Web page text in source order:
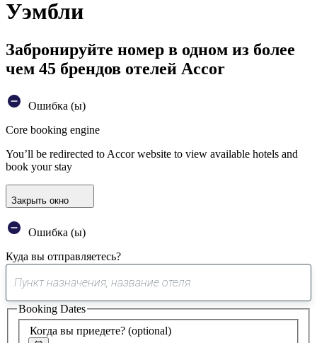
Уэмбли
Забронируйте номер в одном из более
чем 45 брендов отелей Accor
Ошибка (ы)
Core booking engine
You’ll be redirected to Accor website to view available hotels and
book your stay
Закрыть окно
Ошибка (ы)
Куда вы отправляетесь?
0
предложение
найдено
Когда вы приедете? (optional)
Booking Dates